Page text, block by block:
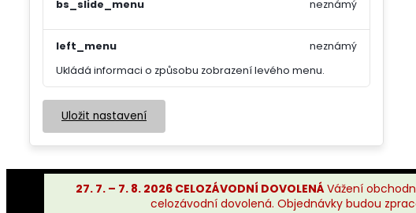
bs_slide_menu neznámý
left_menu
Ukládá informaci o způsobu zobrazení levého menu.
neznámý
Uložit nastavení
27. 7. – 7. 8. 2026 CELOZÁVODNÍ DOVOLENÁVážení
celozávodní dovolená. Objednávky budou